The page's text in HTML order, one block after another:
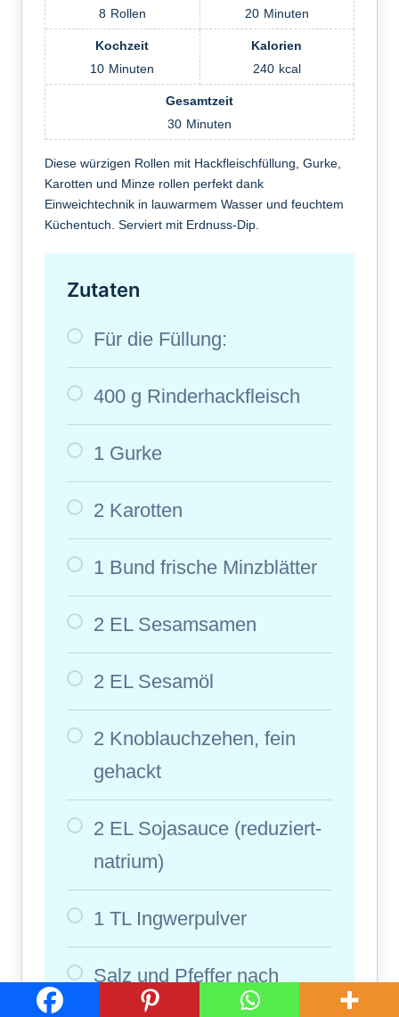
8 Rollen
20 Minuten
Kochzeit
10 Minuten
Kalorien
240 kcal
Gesamtzeit
30 Minuten
Diese würzigen Rollen mit Hackfleischfüllung, Gurke,
Karotten und Minze rollen perfekt dank
Einweichtechnik in lauwarmem Wasser und feuchtem
Küchentuch. Serviert mit Erdnuss-Dip.
Zutaten
Für die Füllung:
400 g Rinderhackfleisch
1 Gurke
2 Karotten
1 Bund frische Minzblätter
2 EL Sesamsamen
2 EL Sesamöl
2 Knoblauchzehen, fein
gehackt
2 EL Sojasauce (reduziert-
natrium)
1 TL Ingwerpulver
Salz und Pfeffer nach
Geschmack